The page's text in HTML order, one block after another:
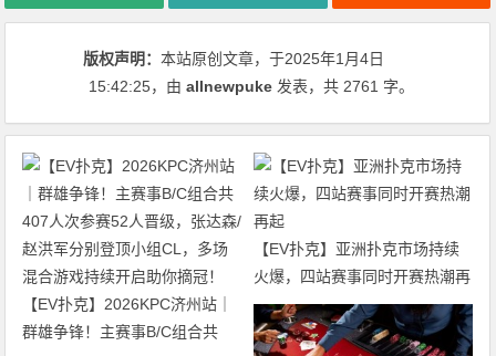
版权声明：本站原创文章，于2025年1月4日
15:42:25，由allnewpuke 发表，共 2761 字。
【EV扑克】2026KPC济州站｜
群雄争锋！主赛事B/C组合共
【EV扑克】亚洲扑克市场持续
火爆，四站赛事同时开赛热潮再
起